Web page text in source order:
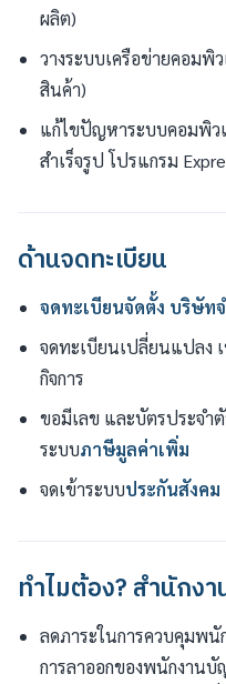
ผลิต)
วางระบบเครือข่ายคอมพิ
สินค้า)
แก้ไขปัญหาระบบคอมพิว
สำเร็จรูป โปรแกรม
ด้านจดทะเบียน
จดทะเบียนจัดตั้ง บริษัท
จดทะเบียนเปลี่ยนแปลง
กิจการ
ขอมีเลข และบัตรประจำ
ระบบภาษีมูลค่าเพิ่ม
จดเข้าระบบประกันสังคม
ทำไมต้อง? สำนักง
ลดภาระในการควบคุมพ
การลาออกของพนักงานบั